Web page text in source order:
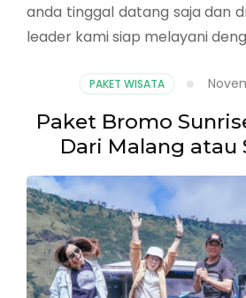
anda tinggal datang saja dan
leader kami siap melayani
PAKET WISATA
Paket Bromo
Dari Malang atau